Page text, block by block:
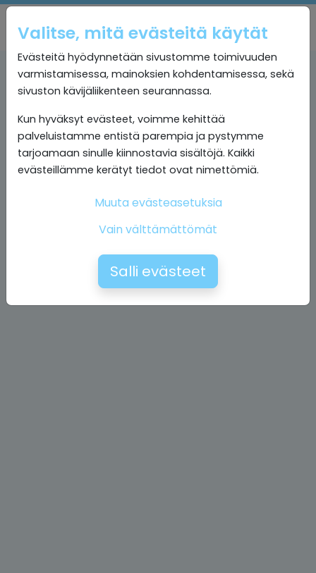
Valitse, mitä evästeitä käytät
Evästeitä hyödynnetään sivustomme toimivuuden
varmistamisessa, mainoksien kohdentamisessa, sekä
sivuston kävijäliikenteen seurannassa.
Kun hyväksyt evästeet, voimme kehittää
palveluistamme entistä parempia ja pystymme
tarjoamaan sinulle kiinnostavia sisältöjä. Kaikki
evästeillämme kerätyt tiedot ovat nimettömiä.
Muuta evästeasetuksia
Vain välttämättömät
Salli evästeet